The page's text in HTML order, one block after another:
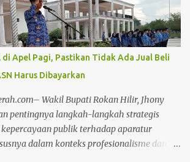
Pekanbaru Masykur Tarmizi. Usai
Tarmizi menyebutkan bahwa pandangan
bersifat saran dan masukan bagi
keperluan perbaikan pengelolaan APBD
dari perencanaan, penganggaran,
pertanggungjawaban (APBD)," ungkapnya.
masukan dari DPRD, kata Masykur,
pemerintahan yang baik dan
baik bisa terwuj...
di Apel Pagi, Pastikan Tidak Ada Jual Beli
Harus Dibayarkan
Wakil Bupati Rokan Hilir, Jhony
pentingnya langkah-langkah strategis
publik terhadap aparatur
dalam konteks profesionalisme dan